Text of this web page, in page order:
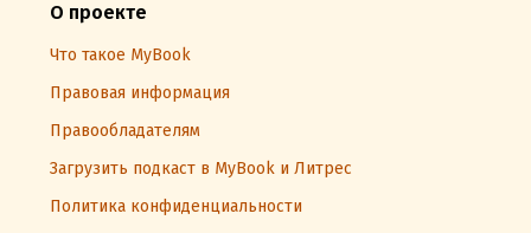
О проекте
Что такое MyBook
Правовая информация
Правообладателям
Загрузить подкаст в MyBook и Литрес
Политика конфиденциальности